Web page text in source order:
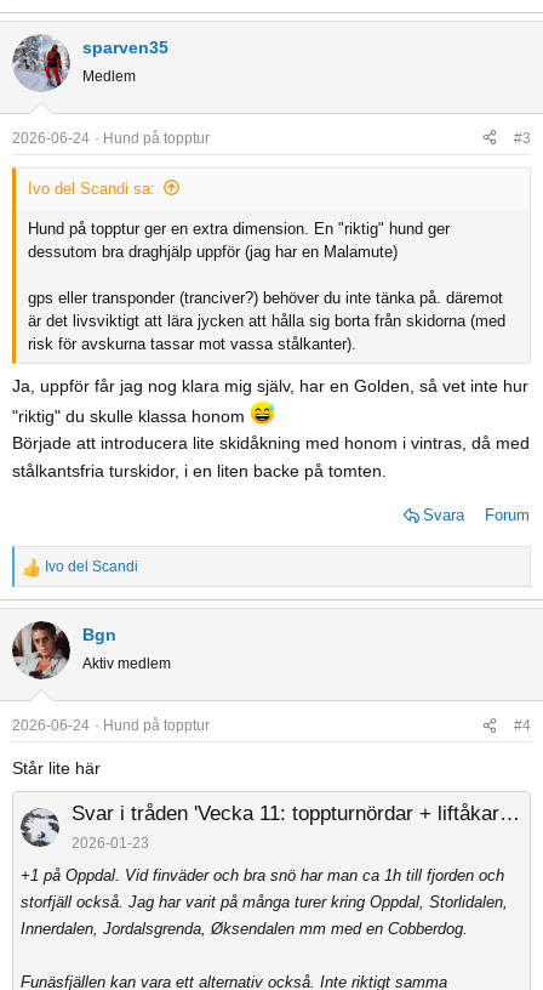
e
a
c
t
i
o
n
sparven35
Medlem
2026-06-24 Hund på topptur #3
Ivo del Scandi sa:
Hund på topptur ger en extra dimension. En "riktig" hund ger
dessutom bra draghjälp uppför (jag har en Malamute)
gps eller transponder (tranciver?) behöver du inte tänka på. däremot
är det livsviktigt att lära jycken att hålla sig borta från skidorna (med
risk för avskurna tassar mot vassa stålkanter).
Ja, uppför får jag nog klara mig själv, har en Golden, så vet inte hur
"riktig" du skulle klassa honom
Började att introducera lite skidåkning med honom i vintras, då med
stålkantsfria turskidor, i en liten backe på tomten.
Svara Forum
R
e
a
c
t
i
o
n
s
:
Ivo del Scandi
Bgn
Aktiv medlem
2026-06-24 Hund på topptur #4
Står lite här
Svar i tråden 'Vecka 11: toppturnördar + liftåkare + hund – vart åker vi?'
2026-01-23
+1 på Oppdal. Vid finväder och bra snö har man ca 1h till fjorden och
storfjäll också. Jag har varit på många turer kring Oppdal, Storlidalen,
Innerdalen, Jordalsgrenda, Øksendalen mm med en Cobberdog.
Funäsfjällen kan vara ett alternativ också. Inte riktigt samma